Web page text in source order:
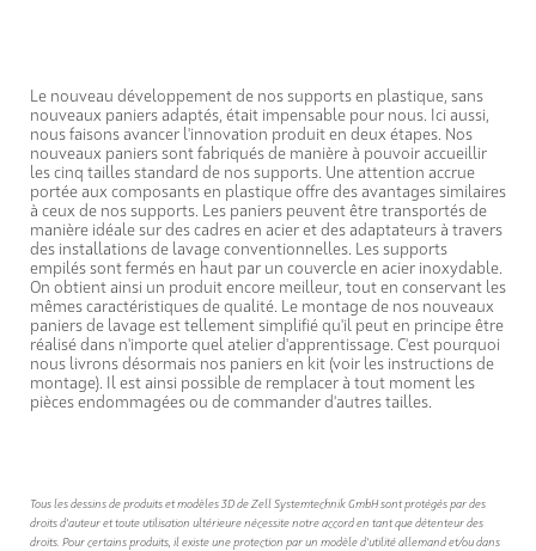
Le nouveau développement de nos supports en plastique, sans
nouveaux paniers adaptés, était impensable pour nous. Ici aussi,
nous faisons avancer l'innovation produit en deux étapes. Nos
nouveaux paniers sont fabriqués de manière à pouvoir accueillir
les cinq tailles standard de nos supports. Une attention accrue
portée aux composants en plastique offre des avantages similaires
à ceux de nos supports. Les paniers peuvent être transportés de
manière idéale sur des cadres en acier et des adaptateurs à travers
des installations de lavage conventionnelles. Les supports
empilés sont fermés en haut par un couvercle en acier inoxydable.
On obtient ainsi un produit encore meilleur, tout en conservant les
mêmes caractéristiques de qualité. Le montage de nos nouveaux
paniers de lavage est tellement simplifié qu'il peut en principe être
réalisé dans n'importe quel atelier d'apprentissage. C'est pourquoi
nous livrons désormais nos paniers en kit (voir les instructions de
montage). Il est ainsi possible de remplacer à tout moment les
pièces endommagées ou de commander d'autres tailles.
Tous les dessins de produits et modèles 3D de Zell Systemtechnik GmbH sont protégés par des
droits d'auteur et toute utilisation ultérieure nécessite notre accord en tant que détenteur des
droits. Pour certains produits, il existe une protection par un modèle d'utilité allemand et/ou dans